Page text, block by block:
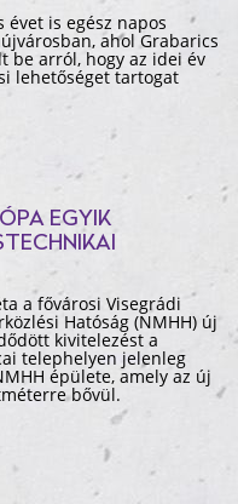
évet is egész napos
ahol Grabarics
be arról, hogy az idei év
lehetőséget tartogat
EGYIK
a fővárosi Visegrádi
Hatóság (NMHH) új
kivitelezést a
telephelyen jelenleg
épülete, amely az új
bővül.